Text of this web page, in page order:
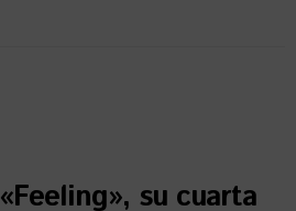
su cuarta